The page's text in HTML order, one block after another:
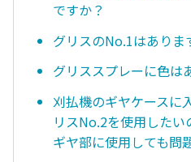
ですか？
グリスのNo.1はありま
グリススプレーに色は
刈払機のギヤケースに
リスNo.2を使用した
ギヤ部に使用しても問